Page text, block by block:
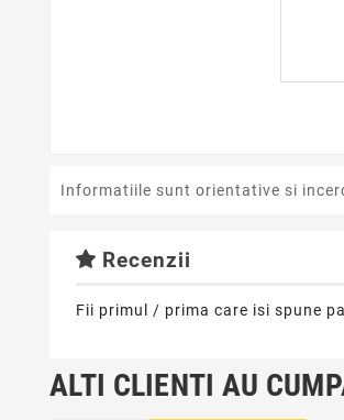
Informatiile sunt orientative si
Recenzii
Fii primul / prima care isi spune
ALTI CLIENTI AU